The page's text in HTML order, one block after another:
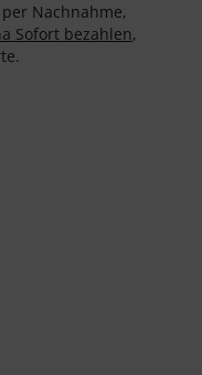
Nachnahme,
Sofort bezahlen,